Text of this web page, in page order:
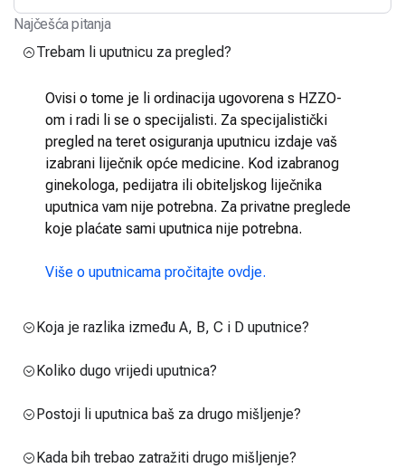
Najčešća pitanja
Trebam li uputnicu za pregled?
Ovisi o tome je li ordinacija ugovorena s HZZO-
om i radi li se o specijalisti. Za specijalistički
pregled na teret osiguranja uputnicu izdaje vaš
izabrani liječnik opće medicine. Kod izabranog
ginekologa, pedijatra ili obiteljskog liječnika
uputnica vam nije potrebna. Za privatne preglede
koje plaćate sami uputnica nije potrebna.
Više o uputnicama pročitajte ovdje.
Koja je razlika između A, B, C i D uputnice?
Koliko dugo vrijedi uputnica?
Postoji li uputnica baš za drugo mišljenje?
Kada bih trebao zatražiti drugo mišljenje?